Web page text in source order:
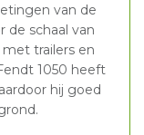
van de
de schaal van
trailers en
1050 heeft
hij goed